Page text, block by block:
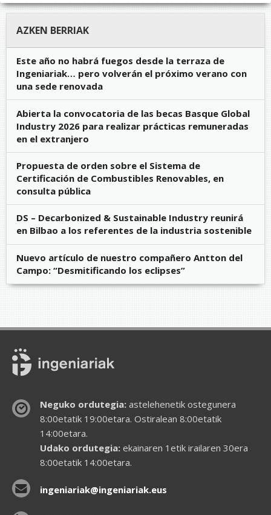
AZKEN BERRIAK
Este año no habrá fuegos desde la terraza de
Ingeniariak… pero volverán el próximo verano con
una sede renovada
Abierta la convocatoria de las becas Basque Global
Industry 2026 para realizar prácticas remuneradas
en el extranjero
Propuesta de orden sobre el Sistema de
Certificación de Combustibles Renovables, en
consulta pública
DS – Decarbonized & Sustainable Industry reunirá
en Bilbao a los referentes de la industria sostenible
Nuevo artículo de nuestro compañero Antton del
Campo: “Desmitificando los eclipses”
Neguko ordutegia:astelehenetik ostegunera
8:00etatik 19:00etara. Ostiralean 8:00etatik
14:00etara.
Udako ordutegia:ekainaren 1etik irailaren 30era
8:00etatik 14:00etara.
ingeniariak@ingeniariak.eus